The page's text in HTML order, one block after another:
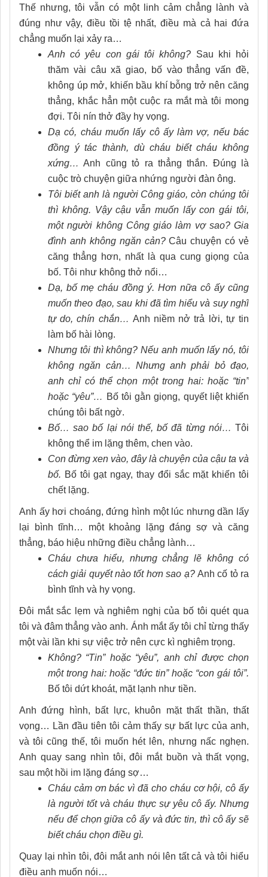
Thế nhưng, tôi vẫn có một linh cảm chẳng lành và
đúng như vậy, điều tồi tệ nhất, điều mà cả hai đứa
chẳng muốn lại xảy ra…
Anh có yêu con gái tôi không? Sau khi hỏi
thăm vài câu xã giao, bố vào thẳng vấn đề,
không úp mở, khiến bầu khí bỗng trở nên căng
thẳng, khắc hẳn một cuộc ra mắt mà tôi mong
đợi. Tôi nín thở đầy hy vọng.
Dạ có, cháu muốn lấy cô ấy làm vợ, nếu bác
đồng ý tác thành, dù cháu biết cháu không
xứng… Anh cũng tỏ ra thẳng thắn. Đúng là
cuộc trò chuyện giữa nhứng người đàn ông.
Tôi biết anh là người Công giáo, còn chúng tôi
thì không. Vậy cậu vẫn muốn lấy con gái tôi,
một người không Công giáo làm vợ sao? Gia
đình anh không ngăn cản?Câu chuyện có vẻ
căng thẳng hơn, nhất là qua cung giọng của
bố. Tôi như không thở nổi…
Dạ, bố mẹ cháu đồng ý. Hơn nữa cô ấy cũng
muốn theo đạo, sau khi đã tìm hiểu và suy nghĩ
tự do, chín chắn… Anh niềm nở trả lời, tự tin
làm bố hài lòng.
Nhưng tôi thì không? Nếu anh muốn lấy nó, tôi
không ngăn cản… Nhưng anh phải bỏ đạo,
anh chỉ có thể chọn một trong hai: hoặc “tin”
hoặc “yêu”… Bố tôi gằn giọng, quyết liệt khiến
chúng tôi bất ngờ.
Bố… sao bố lại nói thế, bố đã từng nói… Tôi
không thể im lặng thêm, chen vào.
Con đừng xen vào, đây là chuyện của cậu ta và
bố. Bố tôi gạt ngay, thay đổi sắc mặt khiến tôi
chết lặng.
Anh ấy hơi choáng, đứng hình một lúc nhưng dần lấy
lại bình tĩnh… một khoảng lặng đáng sợ và căng
thẳng, báo hiệu những điều chẳng lành…
Cháu chưa hiểu, nhưng chẳng lẽ không có
cách giải quyết nào tốt hơn sao ạ? Anh cố tỏ ra
bình tĩnh và hy vọng.
Đôi mắt sắc lẹm và nghiêm nghị của bố tôi quét qua
tôi và đâm thẳng vào anh. Ánh mắt ấy tôi chỉ từng thấy
một vài lần khi sự việc trở nên cực kì nghiêm trọng.
Không? “Tin” hoặc “yêu”, anh chỉ được chọn
một trong hai: hoặc “đức tin” hoặc “con gái tôi”.
Bố tôi dứt khoát, mặt lạnh như tiền.
Anh đứng hình, bất lực, khuôn mặt thất thần, thất
vọng… Lần đầu tiên tôi cảm thấy sự bất lực của anh,
và tôi cũng thế, tôi muốn hét lên, nhưng nấc nghẹn.
Anh quay sang nhìn tôi, đôi mắt buồn và thất vọng,
sau một hồi im lặng đáng sợ…
Cháu cảm ơn bác vì đã cho cháu cơ hội, cô ấy
là người tốt và cháu thực sự yêu cô ấy. Nhưng
nếu để chọn giữa cô ấy và đức tin, thì cô ấy sẽ
biết cháu chọn điều gì.
Quay lại nhìn tôi, đôi mắt anh nói lên tất cả và tôi hiểu
điều anh muốn nói…